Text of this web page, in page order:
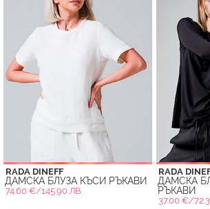
RADA DINEFF
ДАМСКА БЛУЗА КЪСИ РЪКАВИ
74.60 €/145.90 ЛВ.
RADA
ДАМСКА
РЪКАВИ
37.00 €/